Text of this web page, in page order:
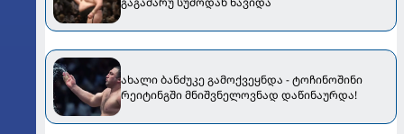
ახალი ბანძუკე გამოქვეყნდა - ტოჩინოშინი
რეიტინგში მნიშვნელოვნად დაწინაურდა!